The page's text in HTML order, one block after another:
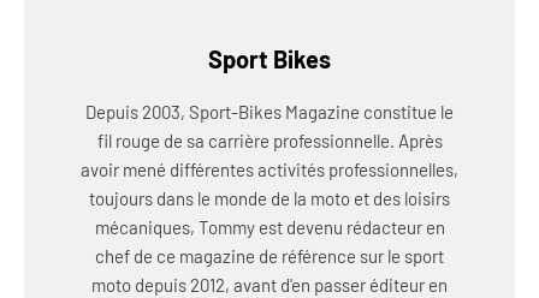
Sport Bikes
Depuis 2003, Sport-Bikes Magazine constitue le
fil rouge de sa carrière professionnelle. Après
avoir mené différentes activités professionnelles,
toujours dans le monde de la moto et des loisirs
mécaniques, Tommy est devenu rédacteur en
chef de ce magazine de référence sur le sport
moto depuis 2012, avant d'en passer éditeur en